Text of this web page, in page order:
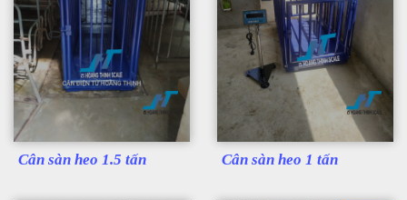
Cân sàn heo 1.5 tấn Cân sàn heo 1 tấn